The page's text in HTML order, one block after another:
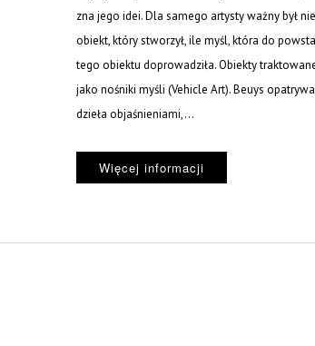
zna jego idei. Dla samego artysty ważny był
obiekt, który stworzył, ile myśl, która do
tego obiektu doprowadziła. Obiekty
jako nośniki myśli (Vehicle Art). Beuys
dzieła objaśnieniami,...
Więcej informacji